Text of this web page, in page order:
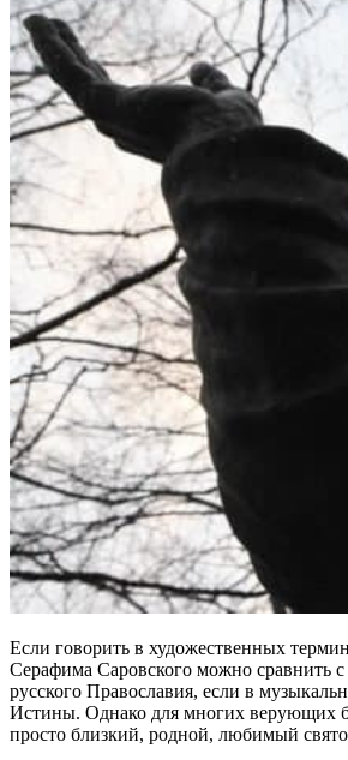
Если говорить в художественных
Серафима Саровского можно сравнить
русского Православия, если в
Истины. Однако для многих верующих
просто близкий, родной, любимый